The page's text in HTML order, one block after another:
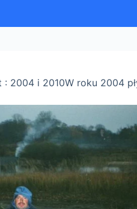
: 2004 i 2010W roku 2004